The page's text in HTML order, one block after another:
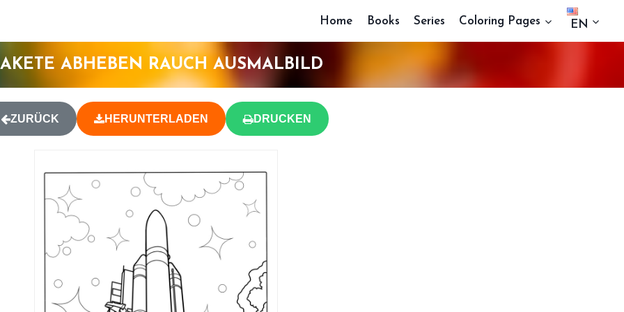
Home Books Series Coloring Pages EN
ABHEBEN RAUCH AUSMALBILD
ZURÜCK HERUNTERLADEN DRUCKEN